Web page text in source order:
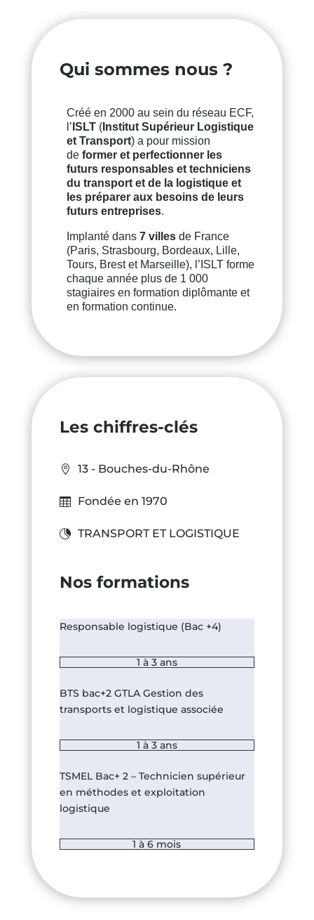
Qui sommes nous ?
Créé en 2000 au sein du réseau ECF,
l’ ISLT(Institut Supérieur Logistique
et Transport) a pour mission
de former et perfectionner les
futurs responsables et techniciens
du transport et de la logistique et
les préparer aux besoins de leurs
futurs entreprises.
Implanté dans 7 villesde France
(Paris, Strasbourg, Bordeaux, Lille,
Tours, Brest et Marseille), l’ISLT forme
chaque année plus de 1 000
stagiaires en formation diplômante et
en formation continue.
Les chiffres-clés
13 - Bouches-du-Rhône
Fondée en 1970
TRANSPORT ET LOGISTIQUE
Nos formations
Responsable logistique (Bac +4)
1 à 3 ans
BTS bac+2 GTLA Gestion des
transports et logistique associée
1 à 3 ans
TSMEL Bac+ 2 – Technicien supérieur
en méthodes et exploitation
logistique
1 à 6 mois